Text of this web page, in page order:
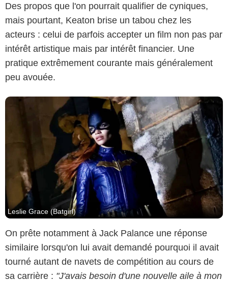
Des propos que l'on pourrait qualifier de cyniques,
mais pourtant, Keaton brise un tabou chez les
acteurs : celui de parfois accepter un film non pas par
intérêt artistique mais par intérêt financier. Une
pratique extrêmement courante mais généralement
peu avouée.
Leslie Grace (Batgirl)
On prête notamment à Jack Palance une réponse
similaire lorsqu'on lui avait demandé pourquoi il avait
tourné autant de navets de compétition au cours de
sa carrière : "J'avais besoin d'une nouvelle aile à mon